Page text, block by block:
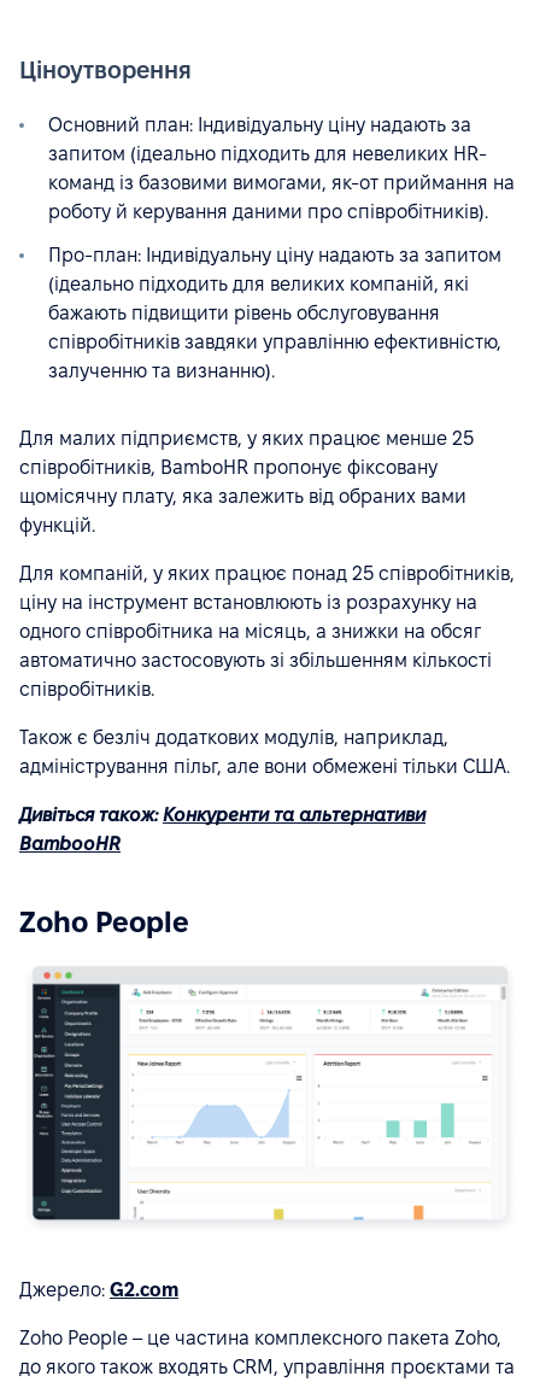
Ціноутворення
Основний план: Індивідуальну ціну надають за
запитом (ідеально підходить для невеликих HR-
команд із базовими вимогами, як-от приймання на
роботу й керування даними про співробітників).
Про-план: Індивідуальну ціну надають за запитом
(ідеально підходить для великих компаній, які
бажають підвищити рівень обслуговування
співробітників завдяки управлінню ефективністю,
залученню та визнанню).
Для малих підприємств, у яких працює менше 25
співробітників, BamboHR пропонує фіксовану
щомісячну плату, яка залежить від обраних вами
функцій.
Для компаній, у яких працює понад 25 співробітників,
ціну на інструмент встановлюють із розрахунку на
одного співробітника на місяць, а знижки на обсяг
автоматично застосовують зі збільшенням кількості
співробітників.
Також є безліч додаткових модулів, наприклад,
адміністрування пільг, але вони обмежені тільки США.
Дивіться також:Конкуренти та альтернативи
BambooHR
Zoho People
Джерело: G2.com
Zoho People – це частина комплексного пакета Zoho,
до якого також входять CRM, управління проєктами та